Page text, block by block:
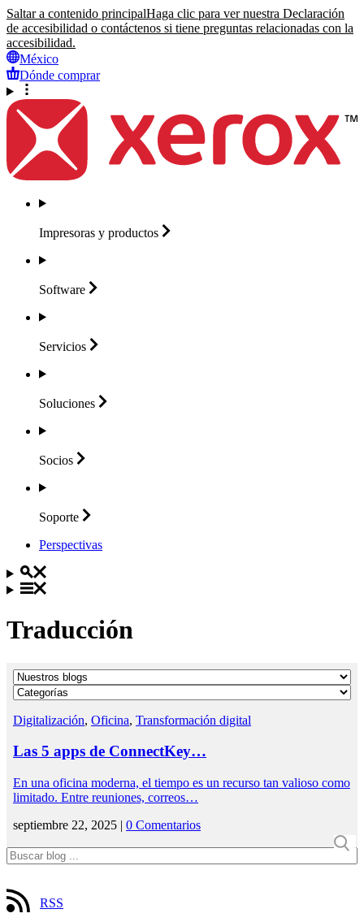
Saltar a contenido principalHaga clic para ver nuestra Declaración
de accesibilidad o contáctenos si tiene preguntas relacionadas con la
accesibilidad.
México
Dónde comprar
Impresoras y productos
Software
Servicios
Soluciones
Socios
Soporte
Perspectivas
Traducción
Digitalización, Oficina, Transformación digital
Las 5 apps de ConnectKey…
En una oficina moderna, el tiempo es un recurso tan valioso como
limitado. Entre reuniones, correos…
septiembre 22, 2025 | 0 Comentarios
RSS